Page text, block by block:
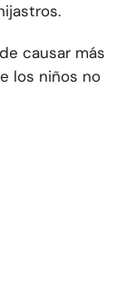
causar más
los niños no